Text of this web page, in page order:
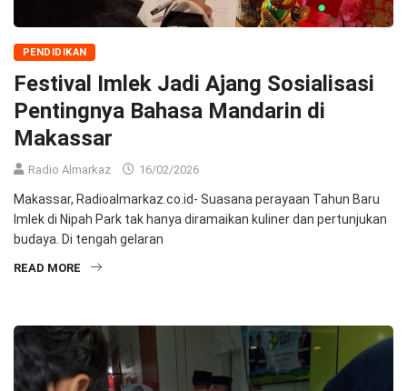
PENDIDIKAN
Festival Imlek Jadi Ajang Sosialisasi
Pentingnya Bahasa Mandarin di
Makassar
Radio Almarkaz 16/02/2026
Makassar, Radioalmarkaz.co.id- Suasana perayaan Tahun Baru
Imlek di Nipah Park tak hanya diramaikan kuliner dan pertunjukan
budaya. Di tengah gelaran
READ MORE